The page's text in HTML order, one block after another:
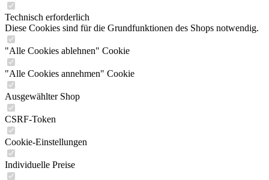
Technisch erforderlich
Diese Cookies sind für die Grundfunktionen des Shops notwendig.
"Alle Cookies ablehnen" Cookie
"Alle Cookies annehmen" Cookie
Ausgewählter Shop
CSRF-Token
Cookie-Einstellungen
Individuelle Preise